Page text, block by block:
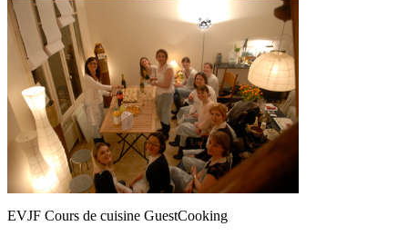
EVJF Cours de cuisine GuestCooking